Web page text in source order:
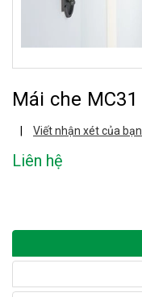
Mái che MC31
Viết nhận xét của bạn
Liên hệ